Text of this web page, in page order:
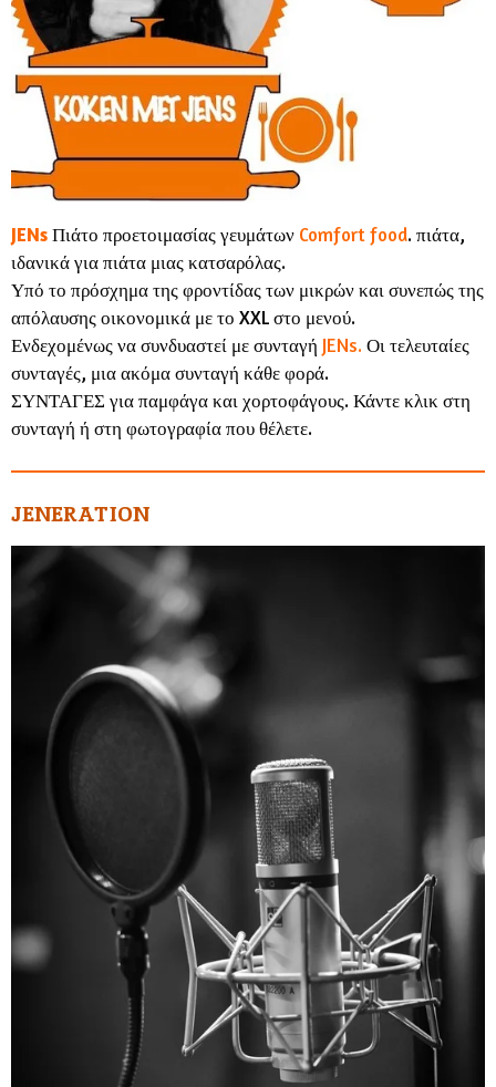
JENs Πιάτο προετοιμασίας γευμάτων Comfort food. πιάτα,
ιδανικά για πιάτα μιας κατσαρόλας.
Υπό το πρόσχημα της φροντίδας των μικρών και συνεπώς της
απόλαυσης οικονομικά με το XXL στο μενού.
Ενδεχομένως να συνδυαστεί με συνταγή JENs. Οι τελευταίες
συνταγές, μια ακόμα συνταγή κάθε φορά.
ΣΥΝΤΑΓΕΣ για παμφάγα και χορτοφάγους. Κάντε κλικ στη
συνταγή ή στη φωτογραφία που θέλετε.
JENERATION